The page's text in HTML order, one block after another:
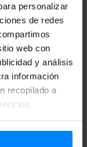
personalizar
de redes
web con
y análisis
información
recopilado a
referente a la
(de y hacia el
datos
La presentación
en el edificio
para todo
organizada en